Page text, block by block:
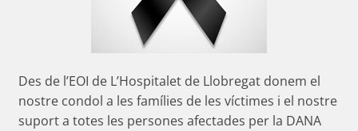
Des de l’EOI de L’Hospitalet de Llobregat donem el
nostre condol a les famílies de les víctimes i el nostre
suport a totes les persones afectades per la DANA